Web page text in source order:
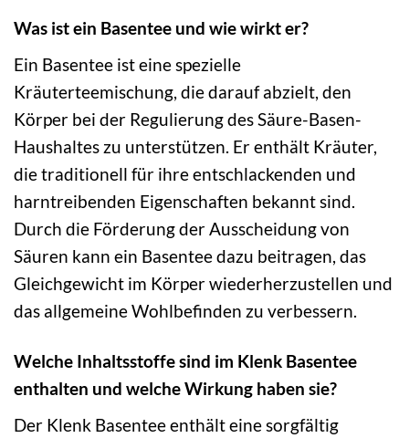
Was ist ein Basentee und wie wirkt er?
Ein Basentee ist eine spezielle
Kräuterteemischung, die darauf abzielt, den
Körper bei der Regulierung des Säure-Basen-
Haushaltes zu unterstützen. Er enthält Kräuter,
die traditionell für ihre entschlackenden und
harntreibenden Eigenschaften bekannt sind.
Durch die Förderung der Ausscheidung von
Säuren kann ein Basentee dazu beitragen, das
Gleichgewicht im Körper wiederherzustellen und
das allgemeine Wohlbefinden zu verbessern.
Welche Inhaltsstoffe sind im Klenk Basentee
enthalten und welche Wirkung haben sie?
Der Klenk Basentee enthält eine sorgfältig